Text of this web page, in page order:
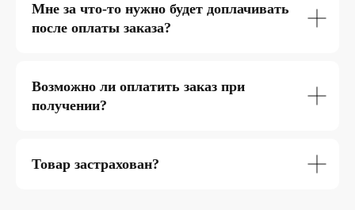
Мне за что-то нужно будет доплачивать
после оплаты заказа?
Возможно ли оплатить заказ при
получении?
Товар застрахован?